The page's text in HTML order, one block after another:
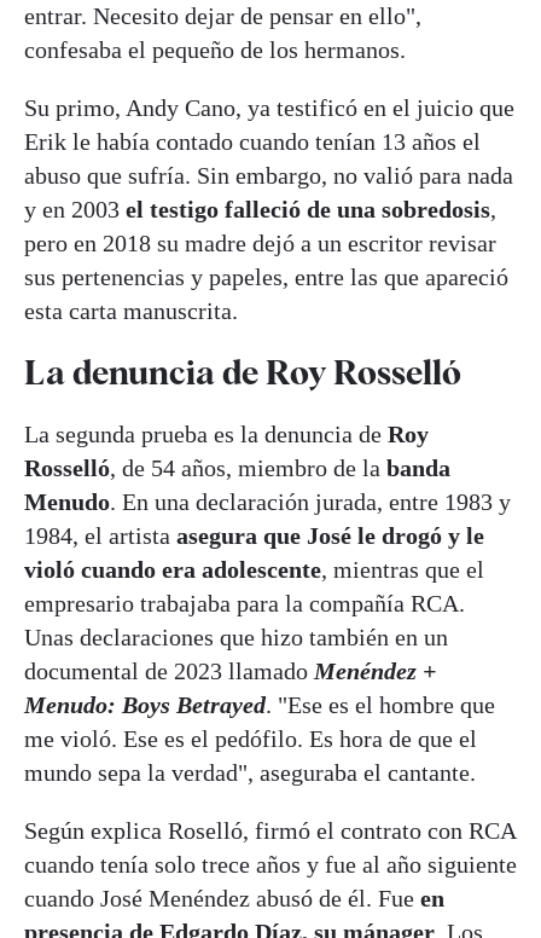
entrar. Necesito dejar de pensar en ello",
confesaba el pequeño de los hermanos.
Su primo, Andy Cano, ya testificó en el juicio que
Erik le había contado cuando tenían 13 años el
abuso que sufría. Sin embargo, no valió para nada
y en 2003 el testigo falleció de una sobredosis,
pero en 2018 su madre dejó a un escritor revisar
sus pertenencias y papeles, entre las que apareció
esta carta manuscrita.
La denuncia de Roy Rosselló
La segunda prueba es la denuncia de Roy
Rosselló, de 54 años, miembro de la banda
Menudo. En una declaración jurada, entre 1983 y
1984, el artista asegura que José le drogó y le
violó cuando era adolescente, mientras que el
empresario trabajaba para la compañía RCA.
Unas declaraciones que hizo también en un
documental de 2023 llamado Menéndez +
Menudo: Boys Betrayed. "Ese es el hombre que
me violó. Ese es el pedófilo. Es hora de que el
mundo sepa la verdad", aseguraba el cantante.
Según explica Roselló, firmó el contrato con RCA
cuando tenía solo trece años y fue al año siguiente
cuando José Menéndez abusó de él. Fue en
presencia de Edgardo Díaz, su mánager. Los